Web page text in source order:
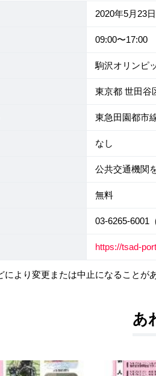
2020年5月23日
09:00〜17:00
駒沢オリンピ
東京都 世田谷
東急田園都市
なし
公共交通機関
無料
03-6265-6001
https://tsad-
より変更または中止になることが
あ